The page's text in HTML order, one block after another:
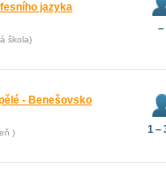
jazyka
škola)
–
- Benešovsko
) 1 –